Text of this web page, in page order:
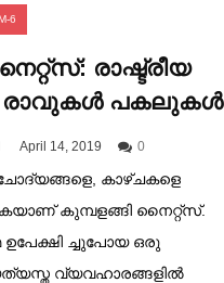
6
രാഷ്ട്രീയ
രാവുകൾ പകലുകൾ
April 14, 2019 0
കാഴ്ചകളെ
കുമ്പളങ്ങി നൈറ്റ്‌സ്.
ഉപേക്ഷി ച്ചുപോയ ഒരു
വ്യവഹാരങ്ങളിൽ